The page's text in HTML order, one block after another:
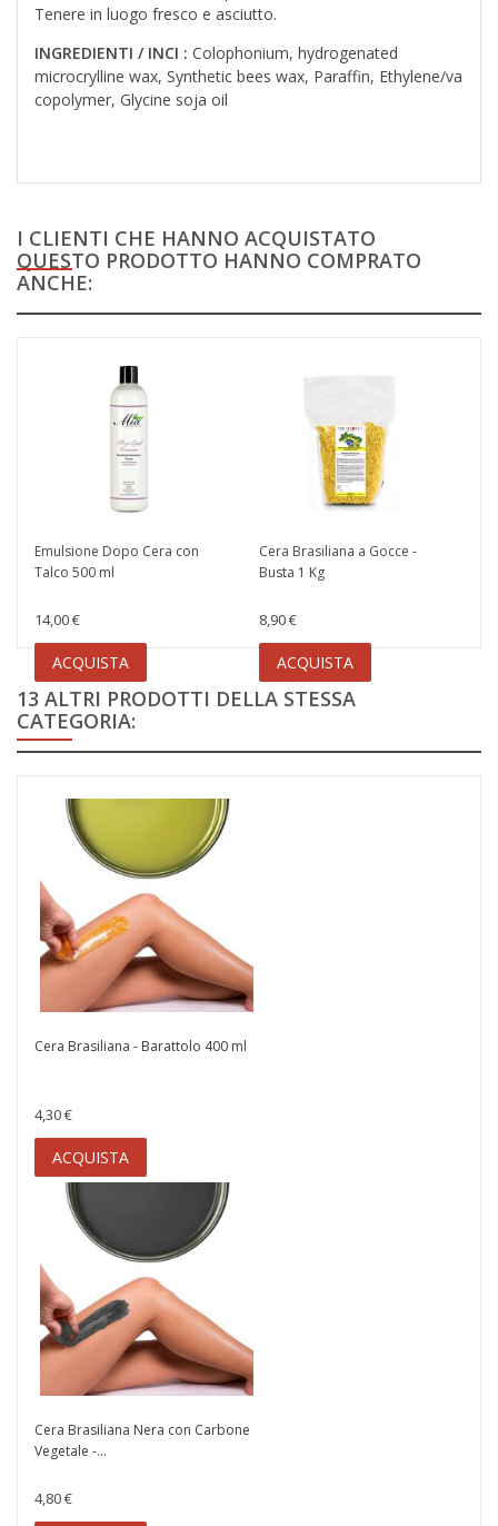
Tenere in luogo fresco e asciutto.
INGREDIENTI / INCI : Colophonium, hydrogenated
microcrylline wax, Synthetic bees wax, Paraffin, Ethylene/va
copolymer, Glycine soja oil
I CLIENTI CHE HANNO ACQUISTATO
QUESTO PRODOTTO HANNO COMPRATO
ANCHE:
Emulsione Dopo Cera con
Talco 500 ml
14,00 €
ACQUISTA
Cera Brasiliana a Gocce -
Busta 1 Kg
8,90 €
ACQUISTA
13 ALTRI PRODOTTI DELLA STESSA
CATEGORIA:
Cera Brasiliana - Barattolo 400 ml
4,30 €
ACQUISTA
Cera Brasiliana Nera con Carbone
Vegetale -...
4,80 €